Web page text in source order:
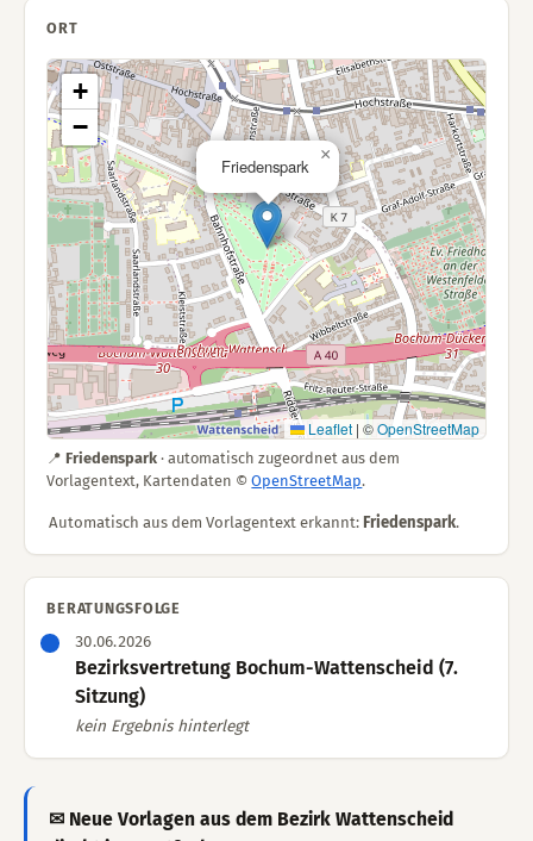
ORT
Friedenspark
×
+
−
Leaflet | ©OpenStreetMap
📍Friedenspark · automatisch zugeordnet aus dem
Vorlagentext, Kartendaten ©OpenStreetMap.
Automatisch aus dem Vorlagentext erkannt: Friedenspark.
BERATUNGSFOLGE
30.06.2026
Bezirksvertretung Bochum-Wattenscheid (7.
Sitzung)
kein Ergebnis hinterlegt
✉ Neue Vorlagen aus dem Bezirk Wattenscheid